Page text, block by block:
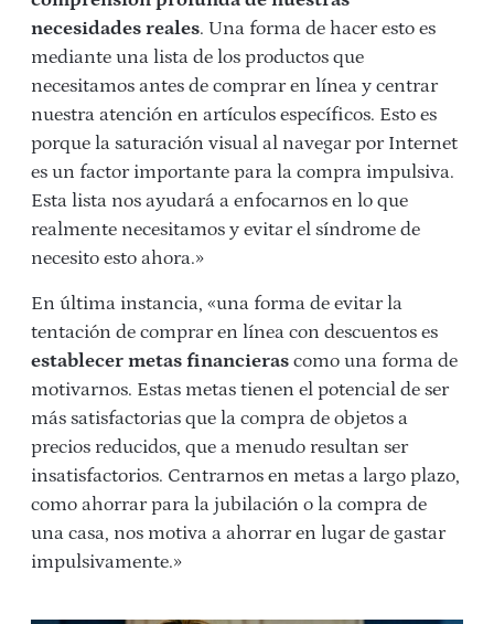
necesidades reales. Una forma de hacer esto es
mediante una lista de los productos que
necesitamos antes de comprar en línea y centrar
nuestra atención en artículos específicos. Esto es
porque la saturación visual al navegar por Internet
es un factor importante para la compra impulsiva.
Esta lista nos ayudará a enfocarnos en lo que
realmente necesitamos y evitar el síndrome de
necesito esto ahora.»
En última instancia, «una forma de evitar la
tentación de comprar en línea con descuentos es
establecer metas financieras como una forma de
motivarnos. Estas metas tienen el potencial de ser
más satisfactorias que la compra de objetos a
precios reducidos, que a menudo resultan ser
insatisfactorios. Centrarnos en metas a largo plazo,
como ahorrar para la jubilación o la compra de
una casa, nos motiva a ahorrar en lugar de gastar
impulsivamente.»